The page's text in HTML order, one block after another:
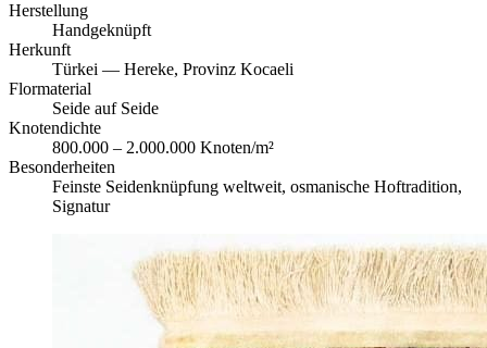
Herstellung
Handgeknüpft
Herkunft
Türkei — Hereke, Provinz Kocaeli
Flormaterial
Seide auf Seide
Knotendichte
800.000 – 2.000.000 Knoten/m²
Besonderheiten
Feinste Seidenknüpfung weltweit, osmanische Hoftradition,
Signatur